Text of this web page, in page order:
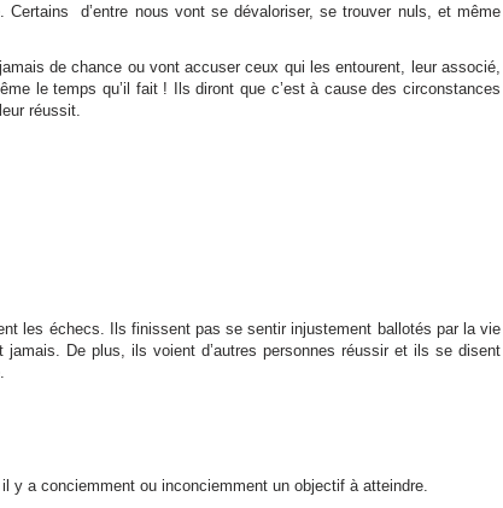
Certains d’entre nous vont se dévaloriser, se trouver nuls, et même
jamais de chance ou vont accuser ceux qui les entourent, leur associé,
le temps qu’il fait ! Ils diront que c’est à cause des circonstances
réussit.
les échecs. Ils finissent pas se sentir injustement ballotés par la vie
jamais. De plus, ils voient d’autres personnes réussir et ils se disent
y a conciemment ou inconciemment un objectif à atteindre.